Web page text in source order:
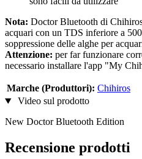
Nota: Doctor Bluetooth di
acquari con un TDS inferiore a
soppressione delle alghe per
Attenzione: per far funzionare
necessario installare l'app "My
Marche (Produttori): Chihiros
Video sul prodotto
New Doctor Bluetooth Edition
Recensione prodotti